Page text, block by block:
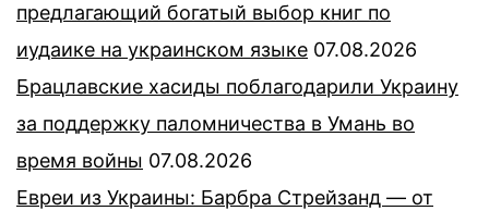
предлагающий богатый выбор книг по
иудаике на украинском языке 07.08.2026
Брацлавские хасиды поблагодарили Украину
за поддержку паломничества в Умань во
время войны 07.08.2026
Евреи из Украины: Барбра Стрейзанд — от